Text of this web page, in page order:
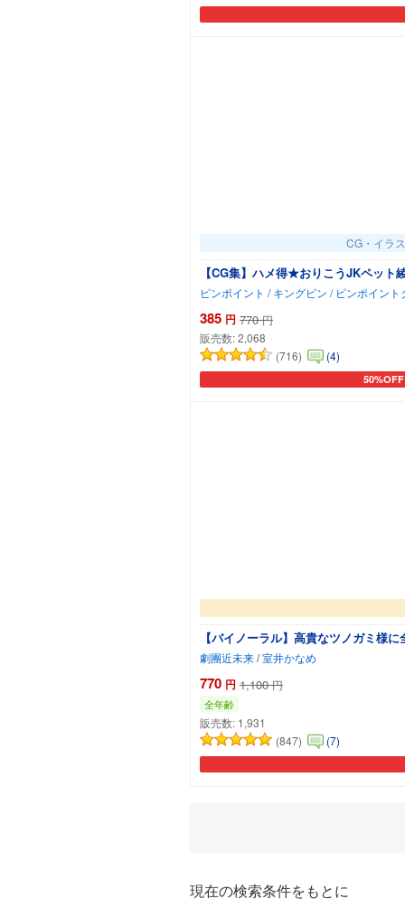
CG・イラ
【CG集】ハメ得★おりこうJKペット
ピンポイント / キングピン / ピンポイント
385 円 770 円
販売数:2,068
(716)
(4)
50%OFF
カートに
【バイノーラル】高貴なツノガミ様
劇團近未来/室井かなめ
770 円 1,100 円
全年齢
販売数: 1,931
(847)
(7)
現在の検索条件をもとに